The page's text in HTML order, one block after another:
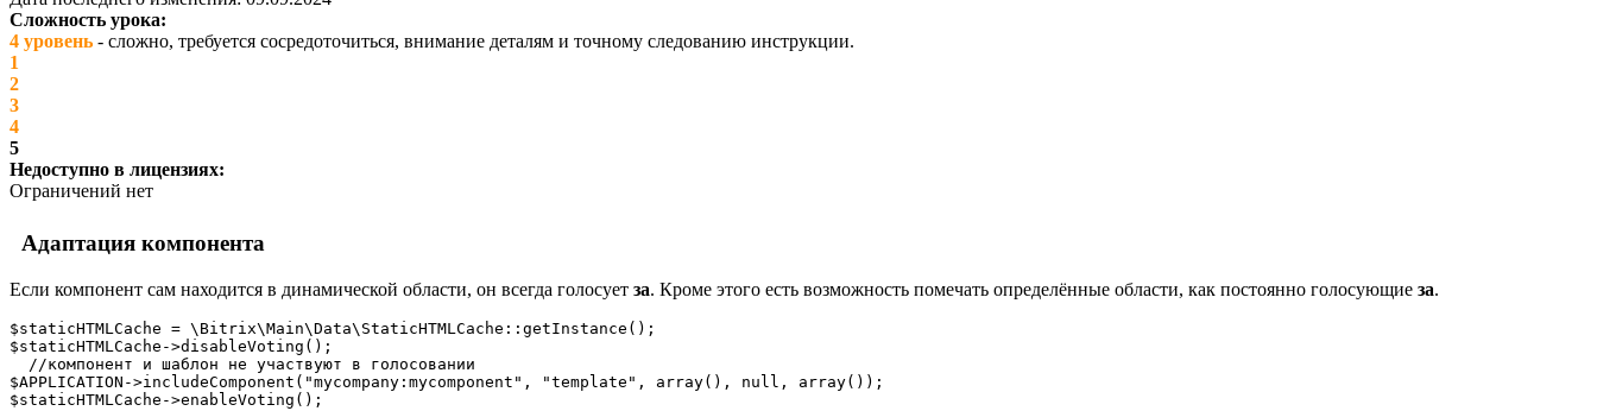
Сложность урока:
4 уровень - сложно, требуется сосредоточиться, внимание деталям и точному следованию инструкции.
1
2
3
4
5
Недоступно в лицензиях:
Ограничений нет
Адаптация компонента
Если компонент сам находится в динамической области, он всегда голосует за. Кроме этого есть возможность помечать определённые области, как постоянно голосующие за.
$staticHTMLCache = \Bitrix\Main\Data\StaticHTMLCache::getInstance();
$staticHTMLCache->disableVoting();
  //компонент и шаблон не участвуют в голосовании
$APPLICATION->includeComponent("mycompany:mycomponent", "template", array(), null, array());
$staticHTMLCache->enableVoting();